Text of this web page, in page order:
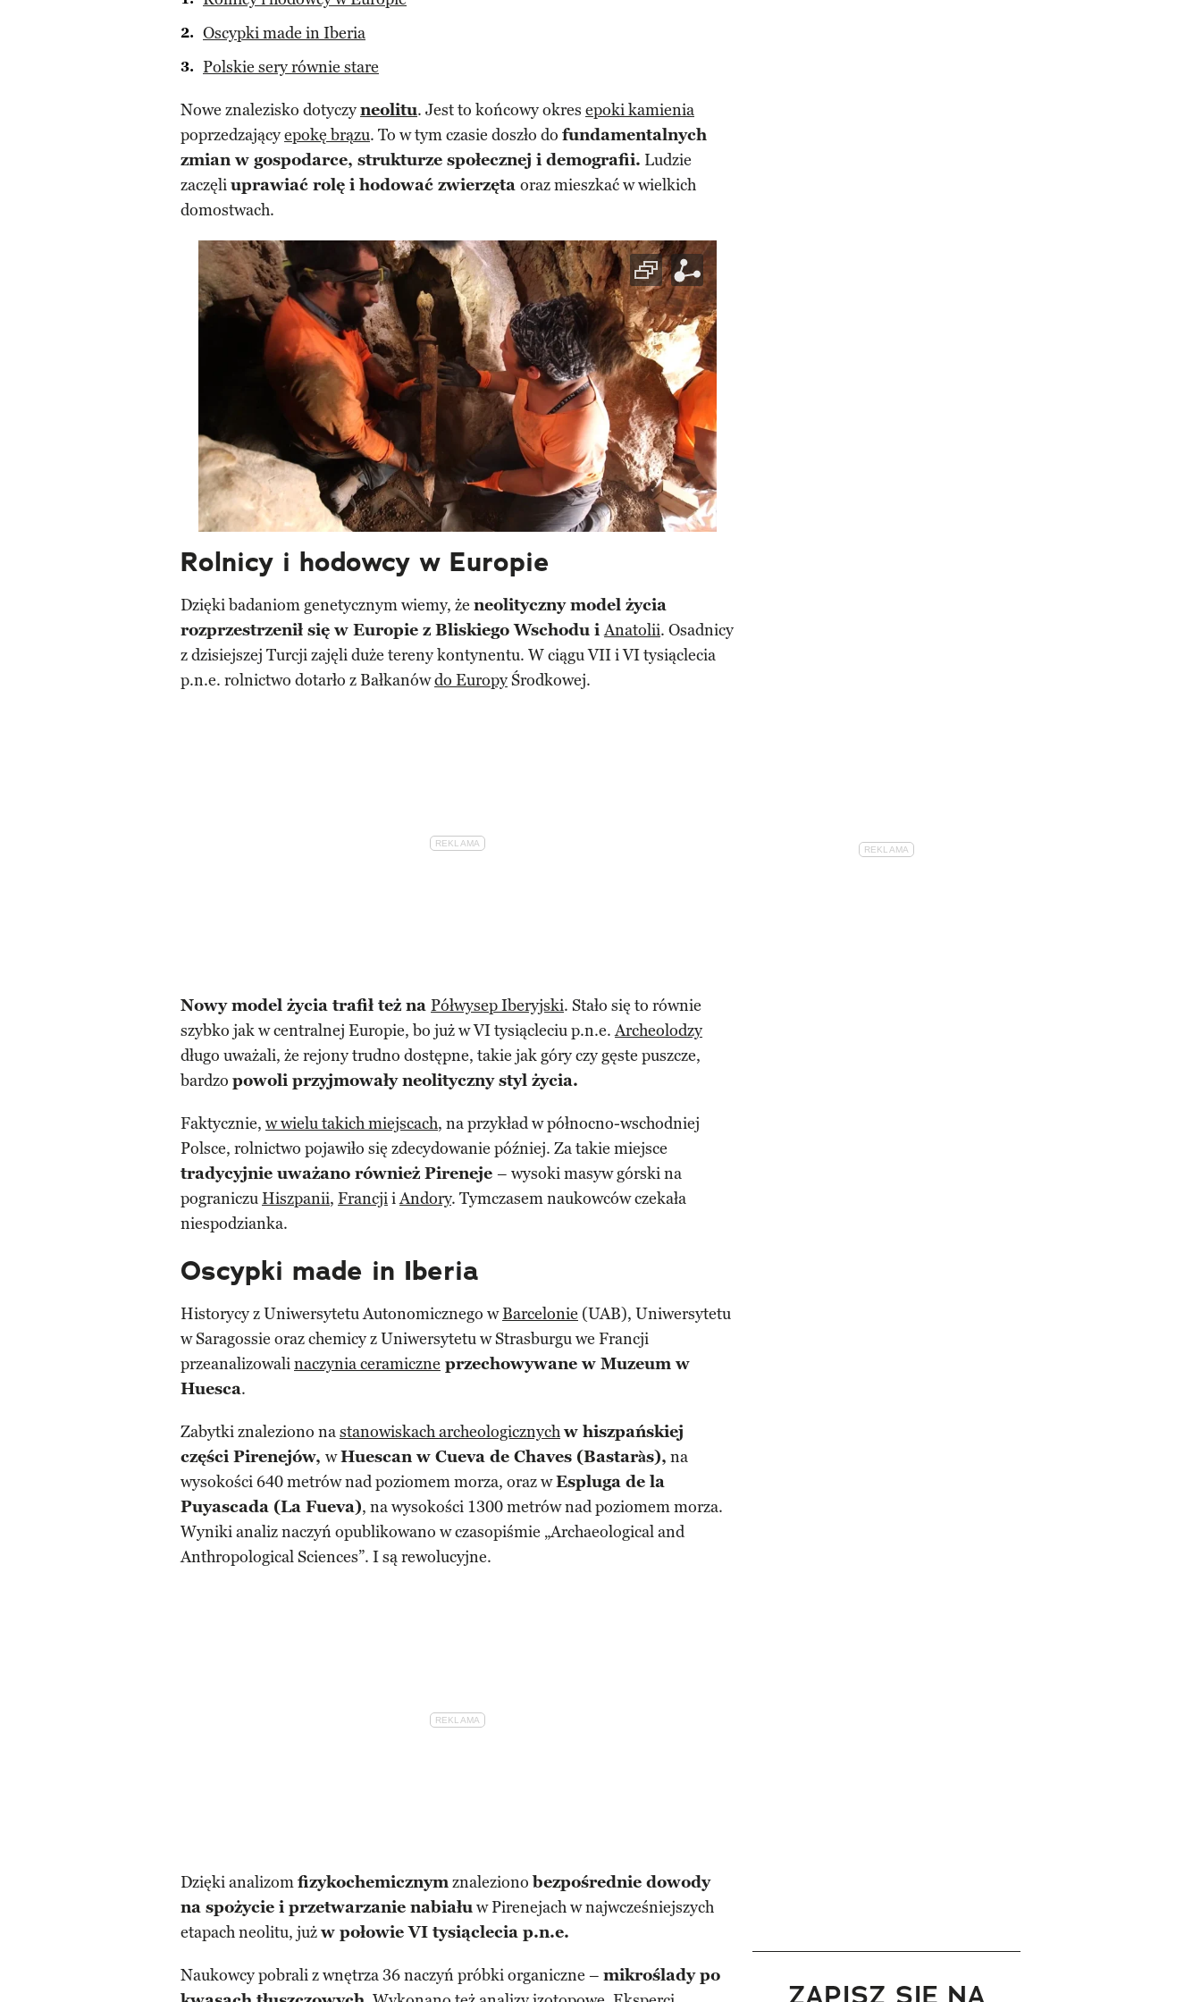
Oscypki made in Iberia
Polskie sery równie stare
Nowe znalezisko dotyczyneolitu. Jest to końcowy okres epoki kamienia
poprzedzającyepokę brązu. To w tym czasie doszło do fundamentalnych
zmian w gospodarce, strukturze społecznej i demografii. Ludzie
zaczęliuprawiać rolę i hodować zwierzęta oraz mieszkać w wielkich
domostwach.
Rolnicy i hodowcy w Europie
Dzięki badaniom genetycznym wiemy, że neolityczny model życia
rozprzestrzenił się w Europie z Bliskiego Wschodu iAnatolii. Osadnicy
z dzisiejszej Turcji zajęli duże tereny kontynentu. W ciągu VII i VI tysiąclecia
p.n.e. rolnictwo dotarło z Bałkanówdo EuropyŚrodkowej.
Nowy model życia trafił też na Półwysep Iberyjski. Stało się to równie
szybko jak w centralnej Europie, bo już w VI tysiącleciu p.n.e.Archeolodzy
długo uważali, że rejony trudno dostępne, takie jak góry czy gęste puszcze,
bardzo powoli przyjmowały neolityczny styl życia.
Faktycznie, w wielu takich miejscach, na przykład w północno-wschodniej
Polsce, rolnictwo pojawiło się zdecydowanie później. Za takie miejsce
tradycyjnie uważano również Pireneje – wysoki masyw górski na
pograniczu Hiszpanii, FrancjiiAndory. Tymczasem naukowców czekała
niespodzianka.
Oscypki made in Iberia
Historycy z Uniwersytetu Autonomicznego wBarcelonie (UAB), Uniwersytetu
w Saragossie oraz chemicy z Uniwersytetu w Strasburgu we Francji
przeanalizowalinaczynia ceramiczne przechowywane w Muzeum w
Huesca.
Zabytki znaleziono nastanowiskach archeologicznychw hiszpańskiej
części Pirenejów, wHuescan w Cueva de Chaves (Bastaràs), na
wysokości 640 metrów nad poziomem morza, oraz wEspluga de la
Puyascada (La Fueva), na wysokości 1300 metrów nad poziomem morza.
Wyniki analiz naczyń opublikowano w czasopiśmie „Archaeological and
Anthropological Sciences”. I są rewolucyjne.
Dzięki analizomfizykochemicznymznalezionobezpośrednie dowody
na spożycie i przetwarzanie nabiałuw Pirenejach w najwcześniejszych
etapach neolitu, jużw połowie VI tysiąclecia p.n.e.
Naukowcy pobrali z wnętrza 36 naczyń próbki organiczne – mikroślady po